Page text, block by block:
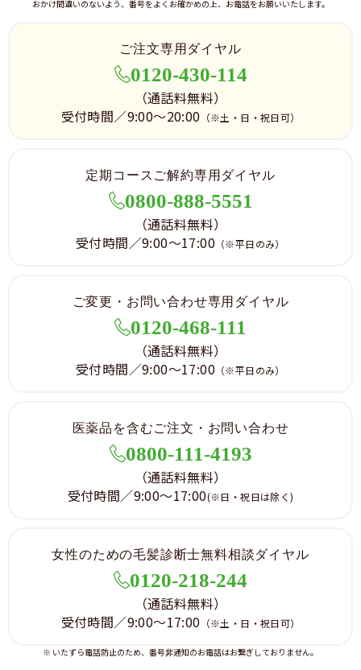
おかけ間違いのないよう、番号をよくお確かめの上、お電話をお願いいたします。
ご注文専用ダイヤル
0120-430-114
（通話料無料）
受付時間／9:00～20:00 （※土・日・祝日可）
定期コースご解約専用ダイヤル
0800-888-5551
（通話料無料）
受付時間／9:00～17:00 （※平日のみ）
ご変更・お問い合わせ専用ダイヤル
0120-468-111
（通話料無料）
受付時間／9:00～17:00 （※平日のみ）
医薬品を含むご注文・お問い合わせ
0800-111-4193
（通話料無料）
受付時間／9:00～17:00(※日・祝日は除く)
女性のための毛髪診断士無料相談ダイヤル
0120-218-244
（通話料無料）
受付時間／9:00～17:00 （※土・日・祝日可）
※ いたずら電話防止のため、番号非通知のお電話はお繋ぎしておりません。